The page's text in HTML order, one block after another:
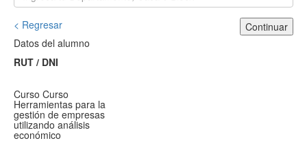
< Regresar
Continuar
Datos del alumno
RUT / DNI
Curso Curso
Herramientas para la
gestión de empresas
utilizando análisis
económico